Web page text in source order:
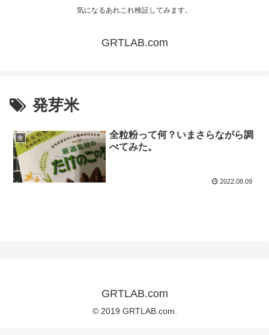
気になるあれこれ検証してみます。
GRTLAB.com
発芽米
食
全粒粉って何？いまさらながら調
べてみた。
2022.08.09
GRTLAB.com
© 2019 GRTLAB.com.